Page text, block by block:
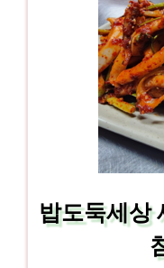
밥도둑세상